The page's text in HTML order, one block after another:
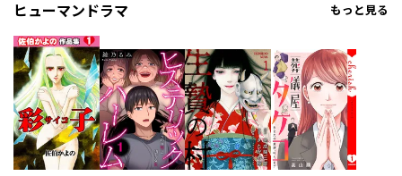
ヒューマンドラマ もっと見る